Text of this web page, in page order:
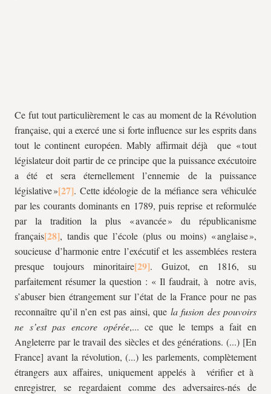
Ce fut tout particulièrement le cas au moment de la Révolution
française, qui a exercé une si forte influence sur les esprits dans
tout le continent européen. Mably affirmait déjà que « tout
législateur doit partir de ce principe que la puissance exécutoire
a été et sera éternellement l’ennemie de la puissance
législative »
. Cette idéologie de la méfiance sera véhiculée
par les courants dominants en 1789, puis reprise et reformulée
par la tradition la plus « avancée » du républicanisme
français
, tandis que l’école (plus ou moins) « anglaise »,
soucieuse d’harmonie entre l’exécutif et les assemblées restera
presque toujours minoritaire
. Guizot, en 1816, su
parfaitement résumer la question : « Il faudrait, à notre avis,
s’abuser bien étrangement sur l’état de la France pour ne pas
reconnaître qu’il n’en est pas ainsi, que la fusion des pouvoirs
ne s’est pas encore opérée,... ce que le temps a fait en
Angleterre par le travail des siècles et des générations. (...) [En
France] avant la révolution, (...) les parlements, complètement
étrangers aux affaires, uniquement appelés à vérifier et à
enregistrer, se regardaient comme des adversaires-nés de